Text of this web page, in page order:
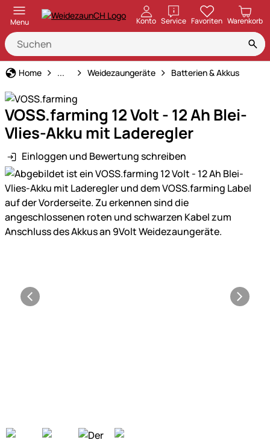
Menu Konto ServiceöffnenFavoriten Warenkorb
Home Weidezaun
... Weidezaungeräte Batterien & Akkus
VOSS.farming 12 Volt - 12 Ah Blei-
Vlies-Akku mit Laderegler
Einloggen und Bewertung schreiben
Produktgalerie